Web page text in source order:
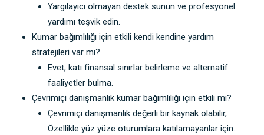
Yargılayıcı olmayan destek sunun ve profesyonel
yardımı teşvik edin.
Kumar bağımlılığı için etkili kendi kendine yardım
stratejileri var mı?
Evet, katı finansal sınırlar belirleme ve alternatif
faaliyetler bulma.
Çevrimiçi danışmanlık kumar bağımlılığı için etkili mi?
Çevrimiçi danışmanlık değerli bir kaynak olabilir,
Özellikle yüz yüze oturumlara katılamayanlar için.